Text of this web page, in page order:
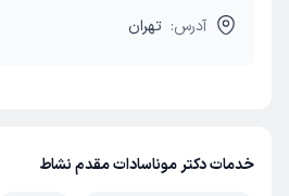
آدرس: تهران
خدمات دکتر موناسادات مقدم نشاط